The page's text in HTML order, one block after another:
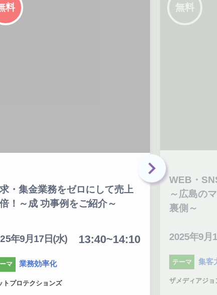
WEB・SNS集客×ブランディング
～広島のマエダハウジング成功の
裏側～
2025年9月17日(水) 14:20~14:50
テーマ 集客力アップ
ザメディアジョン
ー
テ
ホー